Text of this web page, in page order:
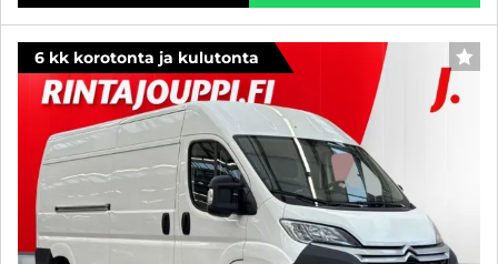
6 kk korotonta ja kulutonta